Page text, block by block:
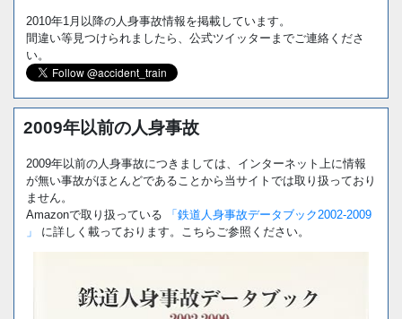
2010年1月以降の人身事故情報を掲載しています。
間違い等見つけられましたら、公式ツイッターまでご連絡くださ
い。
2009年以前の人身事故
2009年以前の人身事故につきましては、インターネット上に情報
が無い事故がほとんどであることから当サイトでは取り扱っており
ません。
Amazonで取り扱っている
「鉄道人身事故データブック2002-2009
」
に詳しく載っております。こちらご参照ください。